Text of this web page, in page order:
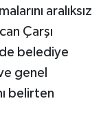
aralıksız
Çarşı
belediye
genel
belirten